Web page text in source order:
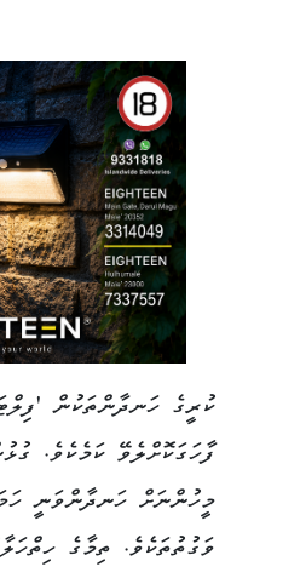
ކުރީގެ ހަނދާންތަކުން
ފާހަގަކޮށްލެވޭ ކަމެކެވެ.
މީހުންނަށް ހަނދާންވަނީ
ވަގުތުތަކެވެ. ތިމާގެ